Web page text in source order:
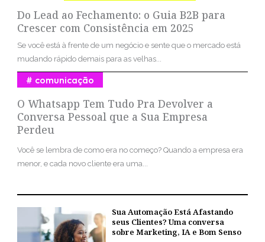
Do Lead ao Fechamento: o Guia B2B para
Crescer com Consistência em 2025
Se você está à frente de um negócio e sente que o mercado está
mudando rápido demais para as velhas...
O Whatsapp Tem Tudo Pra Devolver a
Conversa Pessoal que a Sua Empresa
Perdeu
comunicação
Você se lembra de como era no começo? Quando a empresa era
menor, e cada novo cliente era uma...
Sua Automação Está Afastando
seus Clientes? Uma conversa
sobre Marketing, IA e Bom Senso